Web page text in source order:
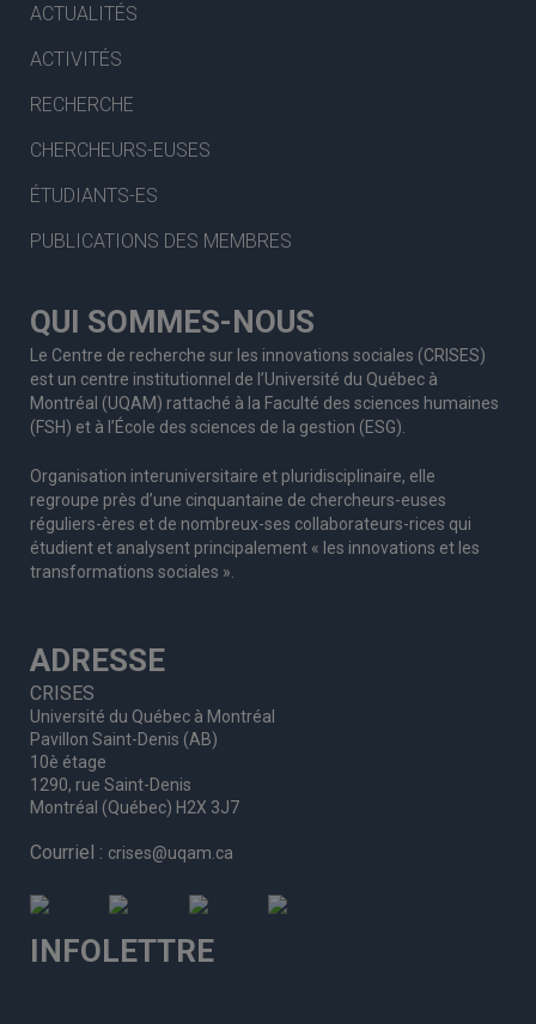
ACTUALITÉS
ACTIVITÉS
RECHERCHE
CHERCHEURS-EUSES
ÉTUDIANTS-ES
PUBLICATIONS DES MEMBRES
QUI SOMMES-NOUS
Le Centre de recherche sur les innovations sociales (CRISES)
est un centre institutionnel de l’Université du Québec à
Montréal (UQAM) rattaché à la Faculté des sciences humaines
(FSH) et à l’École des sciences de la gestion (ESG).
Organisation interuniversitaire et pluridisciplinaire, elle
regroupe près d’une cinquantaine de chercheurs-euses
réguliers-ères et de nombreux-ses collaborateurs-rices qui
étudient et analysent principalement « les innovations et les
transformations sociales ».
ADRESSE
CRISES
Université du Québec à Montréal
Pavillon Saint-Denis (AB)
10è étage
1290, rue Saint-Denis
Montréal (Québec) H2X 3J7
Courriel : crises@uqam.ca
INFOLETTRE